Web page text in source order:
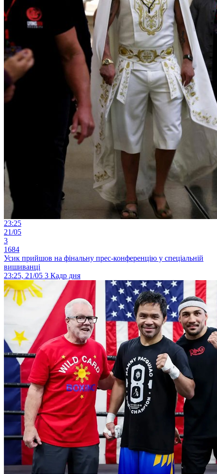
23:25
21/05
3
1684
Усик прийшов на фінальну прес-конференцію у спеціальній
вишиванці
23:25, 21/05 3 Кадр дня